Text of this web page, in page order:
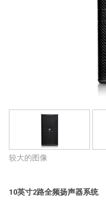
较大的图像
10英寸2路全频扬声器系统